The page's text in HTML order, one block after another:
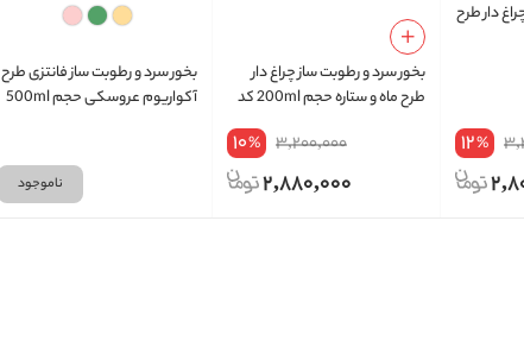
دار طرح
12%
بخور سرد و رطوبت ساز چراغ دار
طرح ماه و ستاره حجم 200ml کد
3,200,000
10%
2,880,000
بخور سرد و رطوبت ساز فانتزی طرح
آکواریوم عروسکی حجم 500ml
ناموجود